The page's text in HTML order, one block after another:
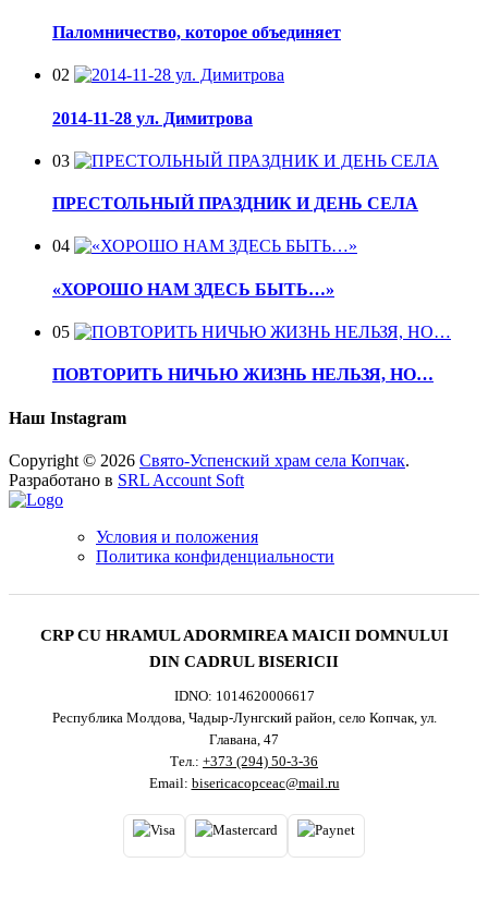
Паломничество, которое объединяет
02
2014-11-28 ул. Димитрова
03
ПРЕСТОЛЬНЫЙ ПРАЗДНИК И ДЕНЬ СЕЛА
04
«ХОРОШО НАМ ЗДЕСЬ БЫТЬ…»
05
ПОВТОРИТЬ НИЧЬЮ ЖИЗНЬ НЕЛЬЗЯ, НО…
Наш Instagram
Copyright © 2026 Свято-Успенский храм села Копчак.
Разработано в SRL Account Soft
Условия и положения
Политика конфиденциальности
CRP CU HRAMUL ADORMIREA MAICII DOMNULUI
DIN CADRUL BISERICII
IDNO: 1014620006617
Республика Молдова, Чадыр-Лунгский район, село Копчак, ул.
Главана, 47
Тел.: +373 (294) 50-3-36
Email: bisericacopceac@mail.ru